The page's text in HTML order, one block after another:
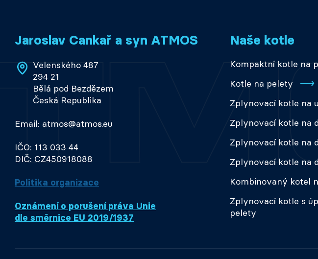
Jaroslav Cankař a syn ATMOS
Velenského 487
294 21
Bělá pod Bezdězem
Česká Republika
Email: atmos@atmos.eu
IČO: 113 033 44
DIČ: CZ450918088
Politika organizace
Oznámení o porušení práva Unie
dle směrnice EU 2019/1937
Naše kotle
Kompaktní kotle na
Kotle na pelety
Zplynovací kotle na
Zplynovací kotle na
Zplynovací kotle na
Zplynovací kotle na
Kombinovaný kotel
Zplynovací kotle s
pelety